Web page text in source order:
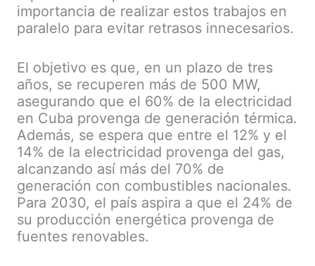
importancia de realizar estos trabajos en
paralelo para evitar retrasos innecesarios.
El objetivo es que, en un plazo de tres
años, se recuperen más de 500 MW,
asegurando que el 60% de la electricidad
en Cuba provenga de generación térmica.
Además, se espera que entre el 12% y el
14% de la electricidad provenga del gas,
alcanzando así más del 70% de
generación con combustibles nacionales.
Para 2030, el país aspira a que el 24% de
su producción energética provenga de
fuentes renovables.